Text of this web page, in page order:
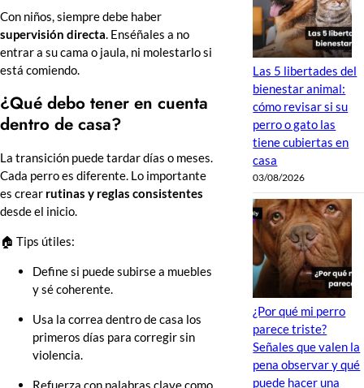
Con niños, siempre debe haber
supervisión directa. Enséñales a no
entrar a su cama o jaula, ni molestarlo si
está comiendo.
¿Qué debo tener en cuenta
dentro de casa?
La transición puede tardar días o meses.
Cada perro es diferente. Lo importante
es crear rutinas y reglas consistentes
desde el inicio.
🏠 Tips útiles:
Define si puede subirse a muebles
y sé coherente.
Usa la correa dentro de casa los
primeros días para corregir sin
violencia.
Refuerza con palabras clave como
Las 5 libertades del
bienestar animal:
cómo revisar si su
perro o gato las
tiene cubiertas en
casa
03/08/2026
¿Por qué mi perro
parece triste?
Señales que valen la
pena observar y qué
puede hacer una